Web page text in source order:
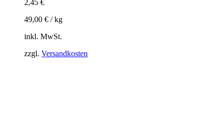
2,45 €
49,00 € /kg
inkl. MwSt.
zzgl. Versandkosten